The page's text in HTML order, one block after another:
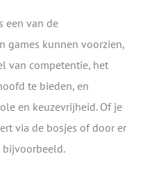
een van de
games kunnen voorzien,
van competentie, het
te bieden, en
en keuzevrijheid. Of je
via de bosjes of door er
bijvoorbeeld.